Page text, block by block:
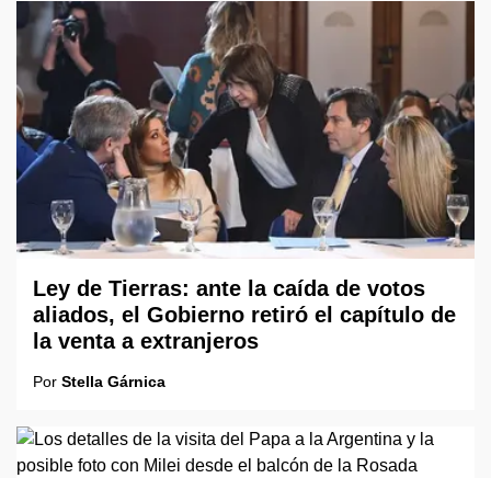
Ley de Tierras: ante la caída de votos
aliados, el Gobierno retiró el capítulo de
la venta a extranjeros
Por Stella Gárnica